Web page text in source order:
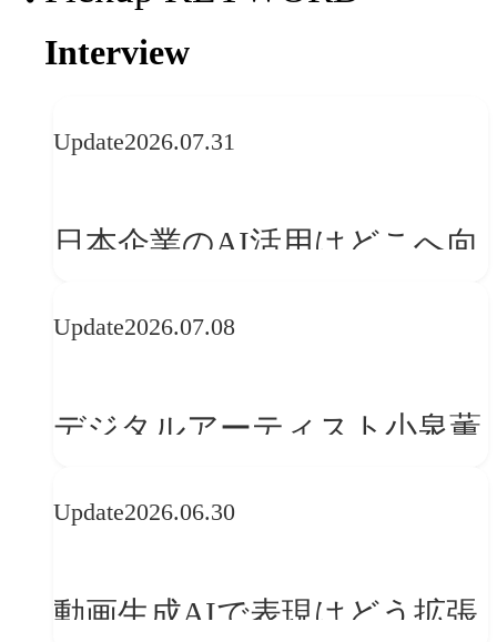
Interview
Update2026.07.31
日本企業のAI活用はどこへ向
レンドに見る「人間中心」へ
Update2026.07.08
デジタルアーティスト小泉薫
ークフロー設計と「ノイズと
Update2026.06.30
動画生成AIで表現はどう拡張